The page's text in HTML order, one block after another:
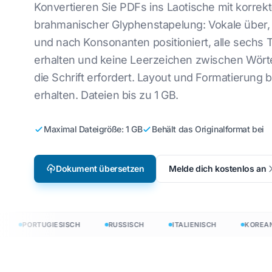
von
Übersetzen Sie CSV-Dateien
JSON übersetzen
HTML-Übersetzer
InDesign-Wortzahl
Anzahl der Excel-Dateien
PowerPoint-Wortzahl
Englisch-Koreanisch
Englisch nach Arabisch
Englisch-Indonesisch
Englisch nach Urdu
Italienisch
Irisch
Hmong
Sprachen übersetzen
Konvertieren Sie PDFs ins Laotische mit
brahmanischer Glyphenstapelung: Vokale
und nach Konsonanten positioniert, alle sechs
erhalten und keine Leerzeichen zwischen
die Schrift erfordert. Layout und Formatierung
erhalten. Dateien bis zu 1 GB.
Maximal Dateigröße: 1 GB Behält das Originalformat bei
Dokument übersetzen Melde dich kostenlos an
PORTUGIESISCH RUSSISCH ITALIENISCH